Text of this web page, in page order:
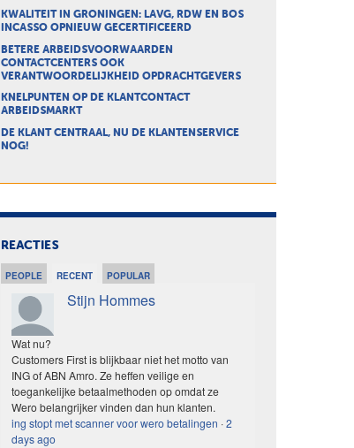
KWALITEIT IN GRONINGEN: LAVG, RDW EN BOS
INCASSO OPNIEUW GECERTIFICEERD
BETERE ARBEIDSVOORWAARDEN
CONTACTCENTERS OOK
VERANTWOORDELIJKHEID OPDRACHTGEVERS
KNELPUNTEN OP DE KLANTCONTACT
ARBEIDSMARKT
DE KLANT CENTRAAL, NU DE KLANTENSERVICE
NOG!
REACTIES
PEOPLE RECENT POPULAR
Stijn Hommes
Wat nu?
Customers First is blijkbaar niet het motto van
ING of ABN Amro. Ze heffen veilige en
toegankelijke betaalmethoden op omdat ze
Wero belangrijker vinden dan hun klanten.
ing stopt met scanner voor wero betalingen ·2
days ago